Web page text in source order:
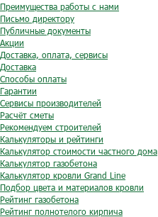
Преимущества работы с нами
Письмо директору
Публичные документы
Акции
Доставка, оплата, сервисы
Доставка
Способы оплаты
Гарантии
Сервисы производителей
Расчёт сметы
Рекомендуем строителей
Калькуляторы и рейтинги
Калькулятор стоимости частного дома
Калькулятор газобетона
Калькулятор кровли Grand Line
Подбор цвета и материалов кровли
Рейтинг газобетона
Рейтинг полнотелого кирпича